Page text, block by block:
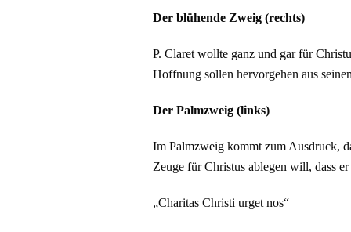
Der blühende Zweig (rechts)
P. Claret wollte ganz und gar für
Hoffnung sollen hervorgehen aus
Der Palmzweig (links)
Im Palmzweig kommt zum Ausdruck,
Zeuge für Christus ablegen will, dass
„Charitas Christi urget nos“